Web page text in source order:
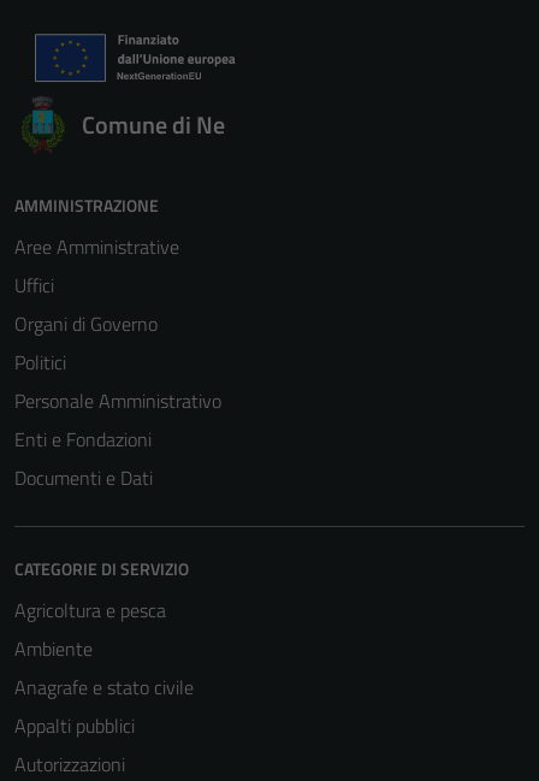
Comune di Ne
AMMINISTRAZIONE
Aree Amministrative
Uffici
Organi di Governo
Politici
Personale Amministrativo
Enti e Fondazioni
Documenti e Dati
CATEGORIE DI SERVIZIO
Agricoltura e pesca
Ambiente
Anagrafe e stato civile
Appalti pubblici
Autorizzazioni